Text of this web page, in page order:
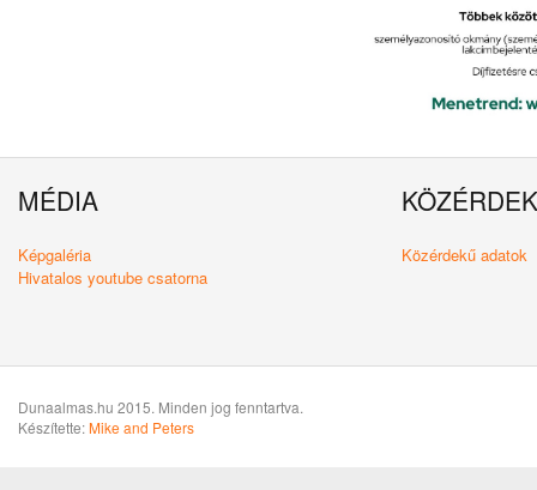
MÉDIA
Képgaléria
Hivatalos youtube csatorna
Közérdekű adatok
Dunaalmas.hu 2015. Minden jog fenntartva.
Készítette:Mike and Peters